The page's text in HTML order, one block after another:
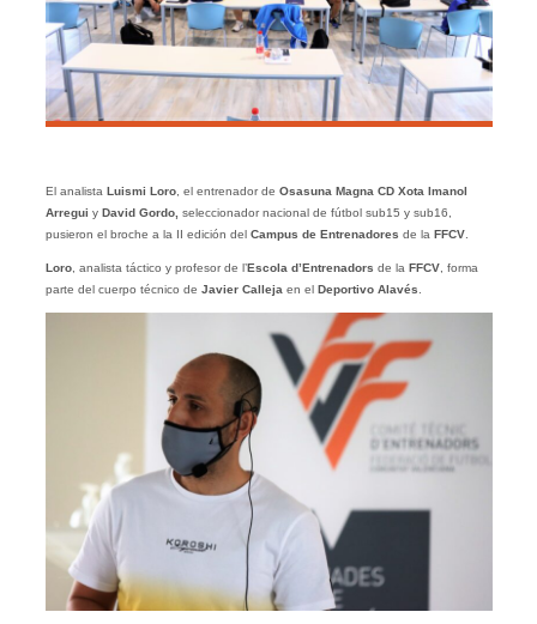
El analista Luismi Loro, el entrenador de Osasuna Magna CD Xota Imanol
Arregui y David Gordo, seleccionador nacional de fútbol sub15 y sub16,
pusieron el broche a la II edición del Campus de Entrenadores de la FFCV.
Loro, analista táctico y profesor de l’Escola d’Entrenadors de la FFCV, forma
parte del cuerpo técnico de Javier Calleja en el Deportivo Alavés